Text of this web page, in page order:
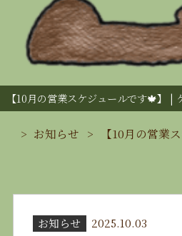
【10月の営業スケジュールです🍁】 |
お知らせ 【10月の営業
お知らせ 2025.10.03